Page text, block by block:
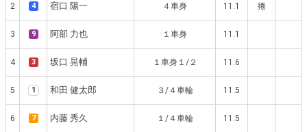
2 4 宿口 陽一 ４車身 11.1 捲
3 9 阿部 力也 １車身 11.1
4 3 坂口 晃輔 １車身１/２ 11.6
5 1 和田 健太郎 ３/４車輪 11.5
6 7 内藤 秀久 １/４車輪 11.5